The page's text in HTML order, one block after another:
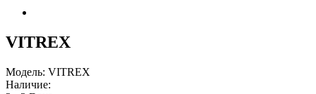
VITREX
Модель: VITREX
Наличие: